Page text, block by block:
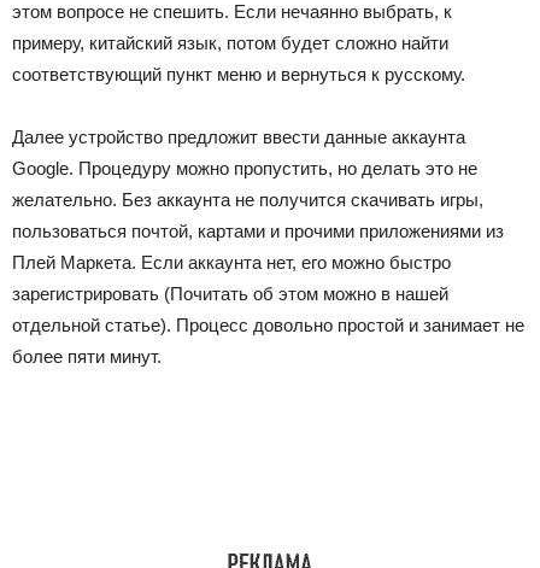
этом вопросе не спешить. Если нечаянно выбрать, к
примеру, китайский язык, потом будет сложно найти
соответствующий пункт меню и вернуться к русскому.
Далее устройство предложит ввести данные аккаунта
Google. Процедуру можно пропустить, но делать это не
желательно. Без аккаунта не получится скачивать игры,
пользоваться почтой, картами и прочими приложениями из
Плей Маркета. Если аккаунта нет, его можно быстро
зарегистрировать (Почитать об этом можно в нашей
отдельной статье). Процесс довольно простой и занимает не
более пяти минут.